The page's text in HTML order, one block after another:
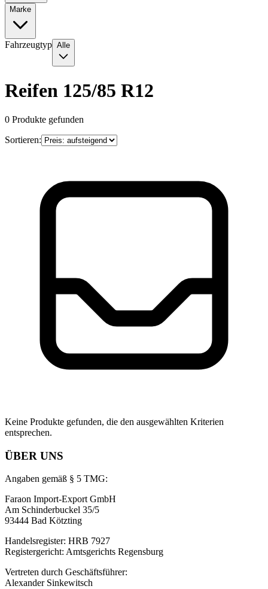
Marke
Fahrzeugtyp Alle
Reifen 125/85 R12
0 Produkte gefunden
Sortieren:
Keine Produkte gefunden, die den ausgewählten Kriterien
entsprechen.
ÜBER UNS
Angaben gemäß § 5 TMG:
Faraon Import-Export GmbH
Am Schinderbuckel 35/5
93444 Bad Kötzting
Handelsregister: HRB 7927
Registergericht: Amtsgerichts Regensburg
Vertreten durch Geschäftsführer:
Alexander Sinkewitsch